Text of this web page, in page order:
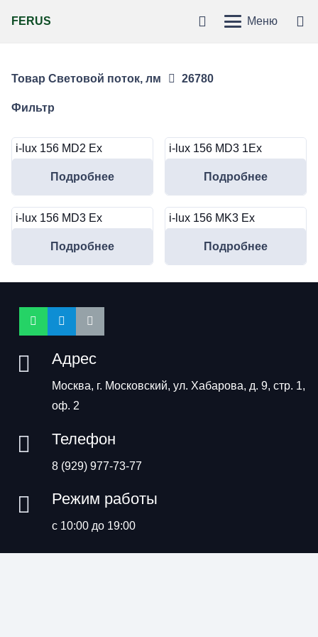
FERUS Меню
Товар Световой поток, лм 26780
Фильтр
i-lux 156 MD2 Ex
Подробнее
i-lux 156 MD3 1Ex
Подробнее
i-lux 156 MD3 Ex
Подробнее
i-lux 156 MK3 Ex
Подробнее
Адрес
Москва, г. Московский, ул. Хабарова, д. 9, стр. 1,
оф. 2
Телефон
8 (929) 977-73-77
Режим работы
с 10:00 до 19:00